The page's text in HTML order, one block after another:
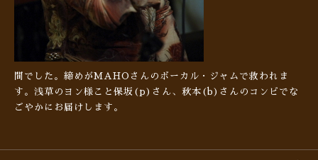
間でした。締めがMAHOさんのボーカル・ジャムで救われま
す。浅草のヨン様こと保坂(p)さん、秋本(b)さんのコンビでな
ごやかにお届けします。